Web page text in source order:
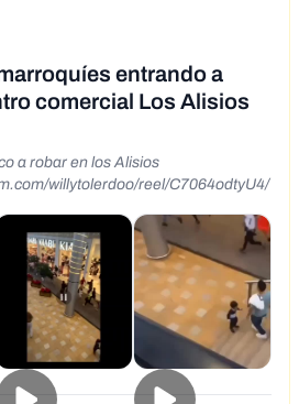
entrando a
comercial Los Alisios
a robar en los Alisios
willytolerdoo/reel/C7064odtyU4/